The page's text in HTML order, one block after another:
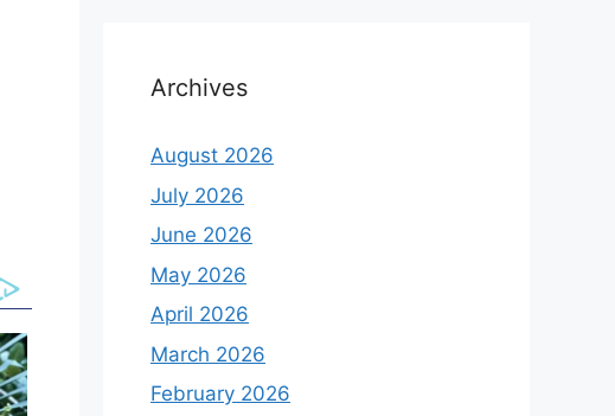
Archives
August 2026
July 2026
June 2026
May 2026
April 2026
March 2026
February 2026